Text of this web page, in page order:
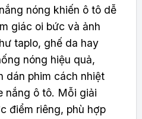
nóng khiến ô tô dễ
giác oi bức và ảnh
taplo, ghế da hay
nóng hiệu quả,
dán phim cách nhiệt
nắng ô tô. Mỗi giải
điểm riêng, phù hợp